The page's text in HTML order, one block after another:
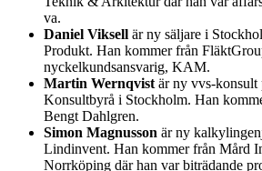
va.
Daniel Viksell är ny säljare i
Produkt. Han kommer från
nyckelkundsansvarig, KAM.
Martin Wernqvist är ny vvs-konsult
Konsultbyrå i Stockholm. Han
Bengt Dahlgren.
Simon Magnusson är ny
Lindinvent. Han kommer från Mård
Norrköping där han var biträdande